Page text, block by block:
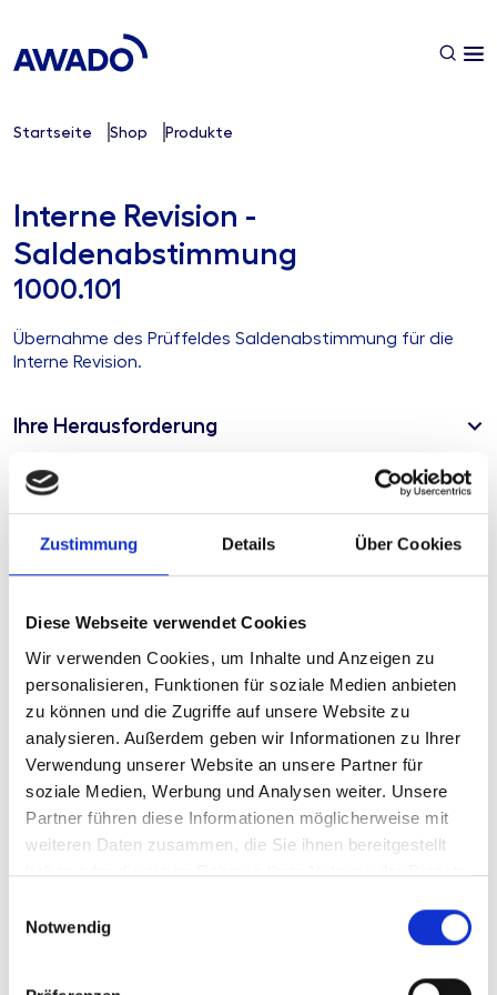
Zustimmung Details Über Cookies
Diese Webseite verwendet Cookies
Wir verwenden Cookies, um Inhalte und Anzeigen zu
personalisieren, Funktionen für soziale Medien anbieten
zu können und die Zugriffe auf unsere Website zu
analysieren. Außerdem geben wir Informationen zu Ihrer
Verwendung unserer Website an unsere Partner für
soziale Medien, Werbung und Analysen weiter. Unsere
Partner führen diese Informationen möglicherweise mit
weiteren Daten zusammen, die Sie ihnen bereitgestellt
haben oder die sie im Rahmen Ihrer Nutzung der Dienste
Notwendig
Startseite Shop Produkte
Interne Revision -
Saldenabstimmung
1000.101
Übernahme des Prüffeldes Saldenabstimmung für die
Interne Revision.
Ihre Herausforderung
Unsere Lösung
Produkttyp
Standardisierte
Stand 05.01.2026
Geplante
Aktualisierung
derzeit keine
Dieser Inhalt steht nur angemeldeten Nutzern zur
Verfügung.
Sie haben bereits ein Konto?
Kontaktmöglichkeiten